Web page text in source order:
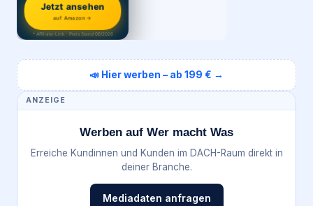
Jetzt ansehen
auf Amazon →
* Affiliate-Link · Preis Stand 06/2026
📣 Hier werben – ab 199 € →
ANZEIGE
Werben auf Wer macht Was
Erreiche Kundinnen und Kunden im DACH-Raum direkt in
deiner Branche.
Mediadaten anfragen